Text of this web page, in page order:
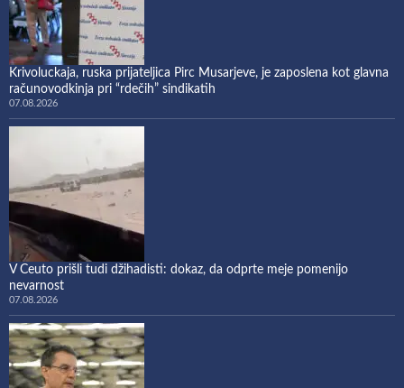
Krivoluckaja, ruska prijateljica Pirc Musarjeve, je zaposlena kot glavna
računovodkinja pri “rdečih” sindikatih
07.08.2026
V Ceuto prišli tudi džihadisti: dokaz, da odprte meje pomenijo
nevarnost
07.08.2026